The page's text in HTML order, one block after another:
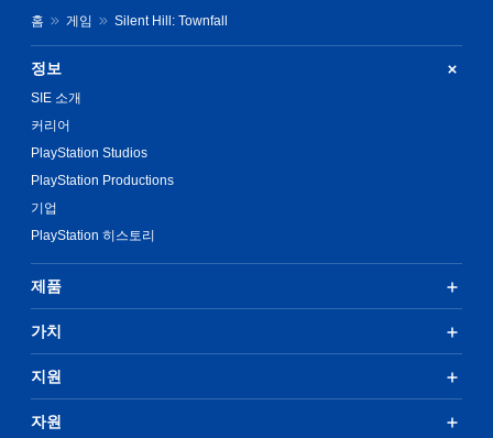
홈 게임 Silent Hill: Townfall
정보
SIE 소개
커리어
PlayStation Studios
PlayStation Productions
기업
PlayStation 히스토리
제품
가치
지원
자원